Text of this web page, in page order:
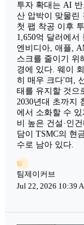
투자 확대는 AI
산 압박이 맞물린
첫 팹 착공 이후
1,650억 달러에서
엔비디아, 애플,
스크를 줄이기 위
경에 있다. 웨이
히 매우 크다'며,
태를 유지할 것으
2030년대 초까지
에서 소화할 수
비 높은 건설·인
담이 TSMC의 현
수로 남아 있다.
팀
팀제이커브
Jul 22, 2026 10:39